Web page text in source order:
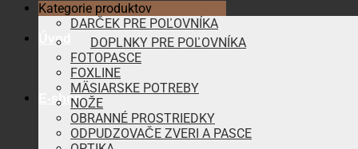
Úvod
E-shop
Kategorie produktov
DARČEK PRE POĽOVNÍKA
DOPLNKY PRE POĽOVNÍKA
FOTOPASCE
FOXLINE
MÄSIARSKE POTREBY
NOŽE
OBRANNÉ PROSTRIEDKY
ODPUDZOVAČE ZVERI A PASCE